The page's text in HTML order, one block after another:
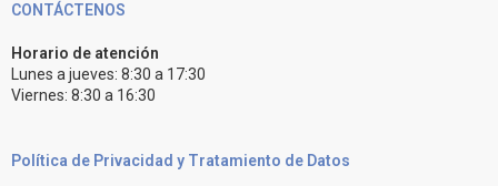
CONTÁCTENOS
Horario de atención
Lunes a jueves: 8:30 a 17:30
Viernes: 8:30 a 16:30
Política de Privacidad y Tratamiento de Datos